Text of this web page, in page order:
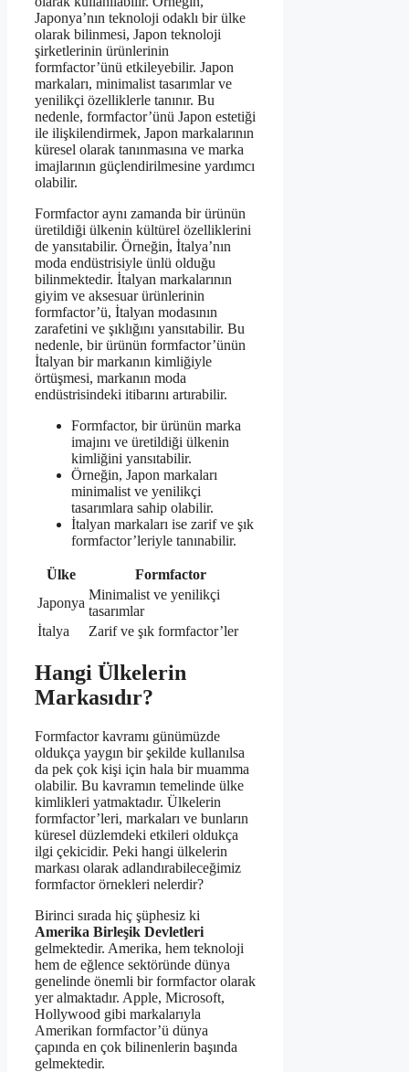
Japonya’nın teknoloji odaklı bir ülke
olarak bilinmesi, Japon teknoloji
şirketlerinin ürünlerinin
formfactor’ünü etkileyebilir. Japon
markaları, minimalist tasarımlar ve
yenilikçi özelliklerle tanınır. Bu
nedenle, formfactor’ünü Japon estetiği
ile ilişkilendirmek, Japon markalarının
küresel olarak tanınmasına ve marka
imajlarının güçlendirilmesine yardımcı
olabilir.
Formfactor aynı zamanda bir ürünün
üretildiği ülkenin kültürel özelliklerini
de yansıtabilir. Örneğin, İtalya’nın
moda endüstrisiyle ünlü olduğu
bilinmektedir. İtalyan markalarının
giyim ve aksesuar ürünlerinin
formfactor’ü, İtalyan modasının
zarafetini ve şıklığını yansıtabilir. Bu
nedenle, bir ürünün formfactor’ünün
İtalyan bir markanın kimliğiyle
örtüşmesi, markanın moda
endüstrisindeki itibarını artırabilir.
Formfactor, bir ürünün marka
imajını ve üretildiği ülkenin
kimliğini yansıtabilir.
Örneğin, Japon markaları
minimalist ve yenilikçi
tasarımlara sahip olabilir.
İtalyan markaları ise zarif ve şık
formfactor’leriyle tanınabilir.
Ülke
Formfactor
Japonya
Minimalist ve yenilikçi
tasarımlar
İtalya
Zarif ve şık formfactor’ler
Hangi Ülkelerin
Markasıdır?
Formfactor kavramı günümüzde
oldukça yaygın bir şekilde kullanılsa
da pek çok kişi için hala bir muamma
olabilir. Bu kavramın temelinde ülke
kimlikleri yatmaktadır. Ülkelerin
formfactor’leri, markaları ve bunların
küresel düzlemdeki etkileri oldukça
ilgi çekicidir. Peki hangi ülkelerin
markası olarak adlandırabileceğimiz
formfactor örnekleri nelerdir?
Birinci sırada hiç şüphesiz ki
Amerika Birleşik Devletleri
gelmektedir. Amerika, hem teknoloji
hem de eğlence sektöründe dünya
genelinde önemli bir formfactor olarak
yer almaktadır. Apple, Microsoft,
Hollywood gibi markalarıyla
Amerikan formfactor’ü dünya
çapında en çok bilinenlerin başında
gelmektedir.